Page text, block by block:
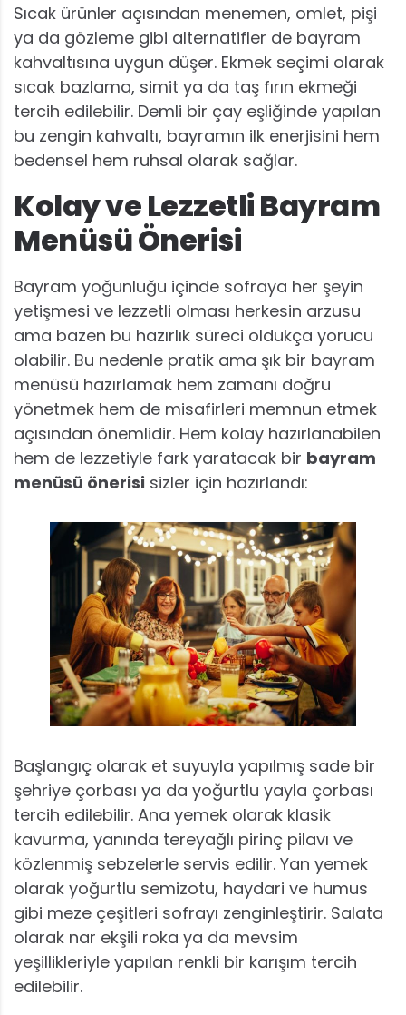
Sıcak ürünler açısından menemen, omlet, pişi
ya da gözleme gibi alternatifler de bayram
kahvaltısına uygun düşer. Ekmek seçimi olarak
sıcak bazlama, simit ya da taş fırın ekmeği
tercih edilebilir. Demli bir çay eşliğinde yapılan
bu zengin kahvaltı, bayramın ilk enerjisini hem
bedensel hem ruhsal olarak sağlar.
Kolay ve Lezzetli Bayram
Menüsü Önerisi
Bayram yoğunluğu içinde sofraya her şeyin
yetişmesi ve lezzetli olması herkesin arzusu
ama bazen bu hazırlık süreci oldukça yorucu
olabilir. Bu nedenle pratik ama şık bir bayram
menüsü hazırlamak hem zamanı doğru
yönetmek hem de misafirleri memnun etmek
açısından önemlidir. Hem kolay hazırlanabilen
hem de lezzetiyle fark yaratacak bir bayram
menüsü önerisi sizler için hazırlandı:
Başlangıç olarak et suyuyla yapılmış sade bir
şehriye çorbası ya da yoğurtlu yayla çorbası
tercih edilebilir. Ana yemek olarak klasik
kavurma, yanında tereyağlı pirinç pilavı ve
közlenmiş sebzelerle servis edilir. Yan yemek
olarak yoğurtlu semizotu, haydari ve humus
gibi meze çeşitleri sofrayı zenginleştirir. Salata
olarak nar ekşili roka ya da mevsim
yeşillikleriyle yapılan renkli bir karışım tercih
edilebilir.